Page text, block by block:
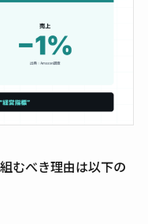
むべき理由は以下の